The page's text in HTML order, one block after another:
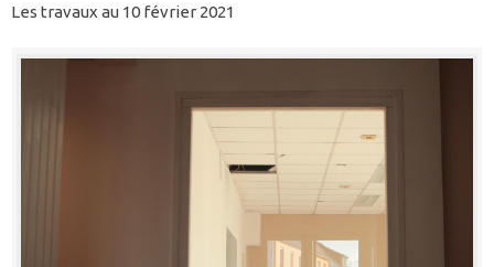
Les travaux au 10 février 2021